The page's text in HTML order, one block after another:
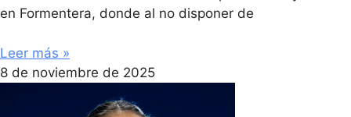
en Formentera, donde al no disponer de
Leer más »
8 de noviembre de 2025